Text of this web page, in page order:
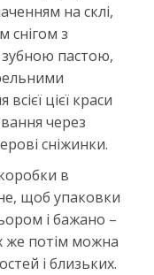
на склі,
снігом з
пастою,
цієї краси
через
сніжинки.
в
щоб упаковки
і бажано –
же потім можна
і близьких.